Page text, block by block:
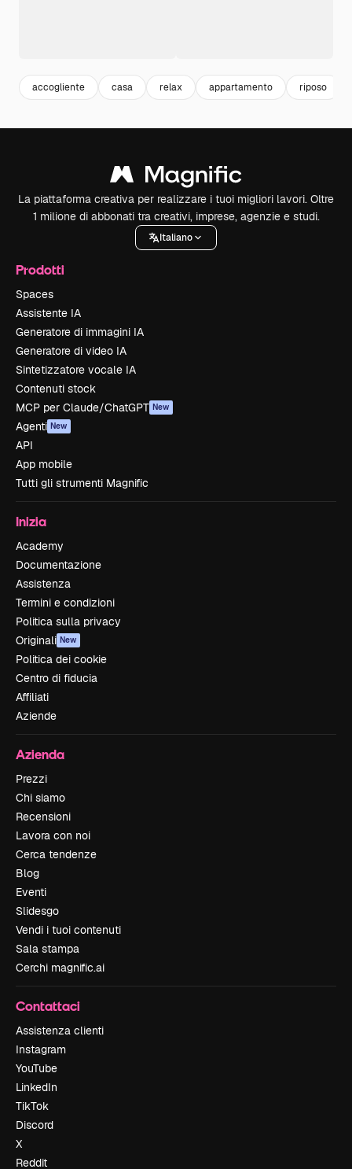
accogliente casa relax appartamento riposo
La piattaforma creativa per realizzare i tuoi migliori lavori. Oltre
1 milione di abbonati tra creativi, imprese, agenzie e studi.
Italiano
Prodotti
Spaces
Assistente IA
Generatore di immagini IA
Generatore di video IA
Sintetizzatore vocale IA
Contenuti stock
MCP per Claude/ChatGPT New
Agenti New
API
App mobile
Tutti gli strumenti Magnific
Inizia
Academy
Documentazione
Assistenza
Termini e condizioni
Politica sulla privacy
Originali New
Politica dei cookie
Centro di fiducia
Affiliati
Aziende
Azienda
Prezzi
Chi siamo
Recensioni
Lavora con noi
Cerca tendenze
Blog
Eventi
Slidesgo
Vendi i tuoi contenuti
Sala stampa
Cerchi magnific.ai
Contattaci
Assistenza clienti
Instagram
YouTube
LinkedIn
TikTok
Discord
X
Reddit